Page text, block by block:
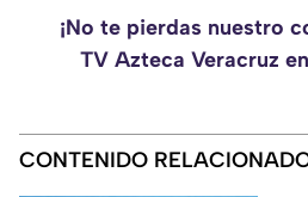
¡No te pierdas nuestro
TV Azteca Veracruz
CONTENIDO